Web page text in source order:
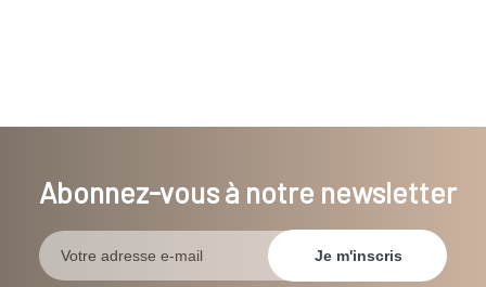
Abonnez-vous à notre newsletter